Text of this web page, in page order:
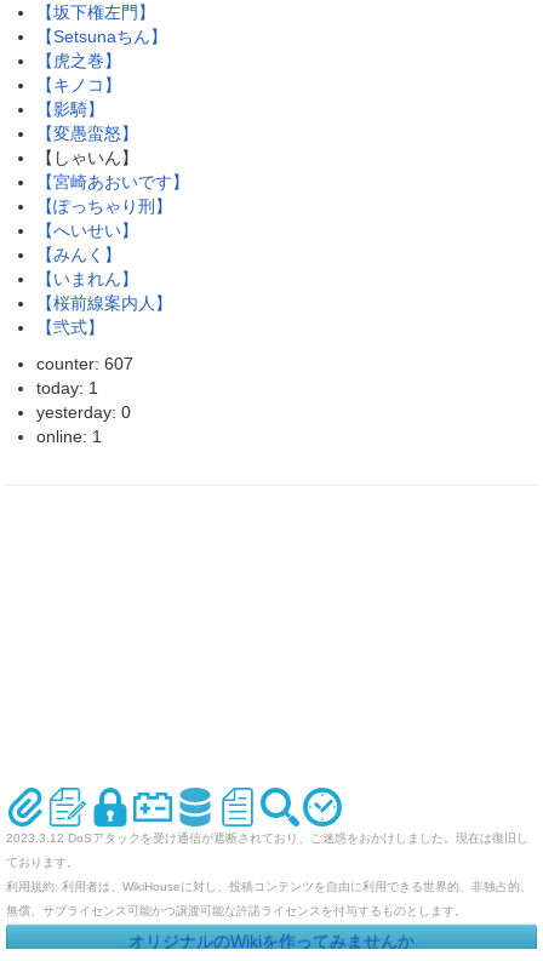
【坂下権左門】
【Setsunaちん】
【虎之巻】
【キノコ】
【影騎】
【変愚蛮怒】
【しゃいん】
【宮崎あおいです】
【ぽっちゃり刑】
【へいせい】
【みんく】
【いまれん】
【桜前線案内人】
【弐式】
counter: 607
today: 1
yesterday: 0
online: 1
2023.3.12 DoSアタックを受け通信が遮断されており、ご迷惑をおかけしました。現在は復旧し
ております。
利用規約: 利用者は、WikiHouseに対し、投稿コンテンツを自由に利用できる世界的、非独占的、
無償、サブライセンス可能かつ譲渡可能な許諾ライセンスを付与するものとします。
オリジナルのWikiを作ってみませんか